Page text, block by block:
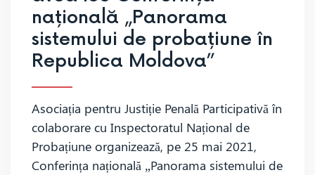
națională „Panorama
sistemului de probațiune în
Republica Moldova”
Asociația pentru Justiție Penală Participativă în
colaborare cu Inspectoratul Național de
Probațiune organizează, pe 25 mai 2021,
Conferința națională „Panorama sistemului de